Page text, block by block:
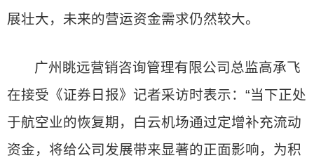
展壮大，未来的营运资金需求仍然较大。
广州眺远营销咨询管理有限公司总监高承飞
在接受《证券日报》记者采访时表示：“当下正处
于航空业的恢复期，白云机场通过定增补充流动
资金，将给公司发展带来显著的正面影响，为积